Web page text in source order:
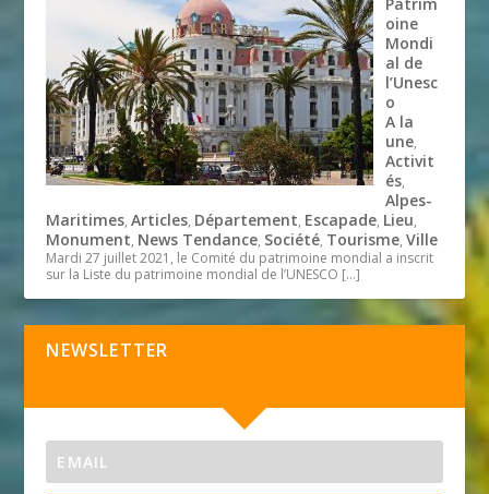
oine
Mondi
al de
l’Unesc
o
A la
une,
Activit
és,
Alpes-
Maritimes,Articles, Département, Escapade, Lieu,
Monument, News Tendance, Société, Tourisme,Ville
Mardi 27 juillet 2021, le Comité du patrimoine mondial a inscrit
sur la Liste du patrimoine mondial de l’UNESCO […]
NEWSLETTER